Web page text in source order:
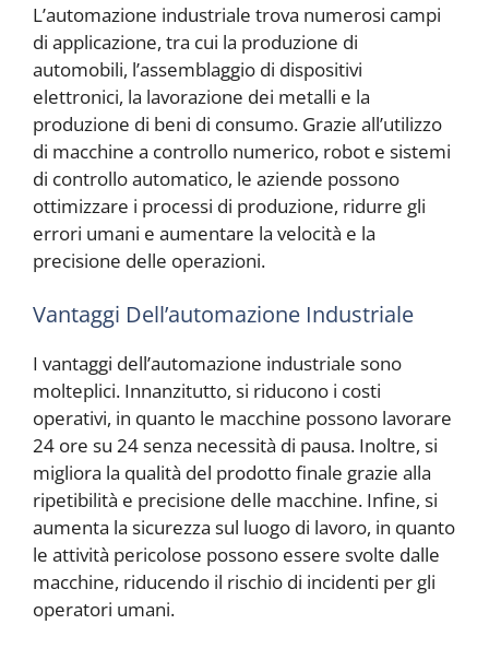
L’automazione industriale trova numerosi campi
di applicazione, tra cui la produzione di
automobili, l’assemblaggio di dispositivi
elettronici, la lavorazione dei metalli e la
produzione di beni di consumo. Grazie all’utilizzo
di macchine a controllo numerico, robot e sistemi
di controllo automatico, le aziende possono
ottimizzare i processi di produzione, ridurre gli
errori umani e aumentare la velocità e la
precisione delle operazioni.
Vantaggi Dell’automazione Industriale
I vantaggi dell’automazione industriale sono
molteplici. Innanzitutto, si riducono i costi
operativi, in quanto le macchine possono lavorare
24 ore su 24 senza necessità di pausa. Inoltre, si
migliora la qualità del prodotto finale grazie alla
ripetibilità e precisione delle macchine. Infine, si
aumenta la sicurezza sul luogo di lavoro, in quanto
le attività pericolose possono essere svolte dalle
macchine, riducendo il rischio di incidenti per gli
operatori umani.